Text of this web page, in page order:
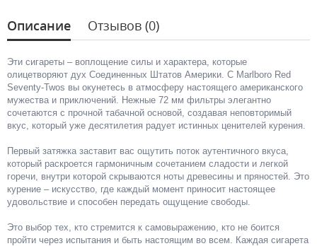
Описание Отзывов (0)
Эти сигареты – воплощение силы и характера, которые
олицетворяют дух Соединенных Штатов Америки. С Marlboro Red
Seventy-Twos вы окунетесь в атмосферу настоящего американского
мужества и приключений. Нежные 72 мм фильтры элегантно
сочетаются с прочной табачной основой, создавая неповторимый
вкус, который уже десятилетия радует истинных ценителей курения.
Первый затяжка заставит вас ощутить поток аутентичного вкуса,
который раскроется гармоничным сочетанием сладости и легкой
горечи, внутри которой скрываются ноты древесины и пряностей. Это
курение – искусство, где каждый момент приносит настоящее
удовольствие и способен передать ощущение свободы.
Это выбор тех, кто стремится к самовыражению, кто не боится
пройти через испытания и быть настоящим во всем. Каждая сигарета